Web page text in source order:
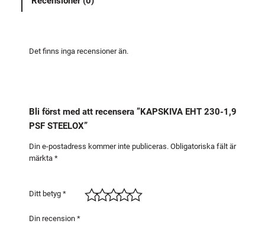
Det finns inga recensioner än.
Bli först med att recensera ”KAPSKIVA EHT 230-1,9
PSF STEELOX”
Din e-postadress kommer inte publiceras. Obligatoriska fält är
märkta *
Ditt betyg *
Din recension *